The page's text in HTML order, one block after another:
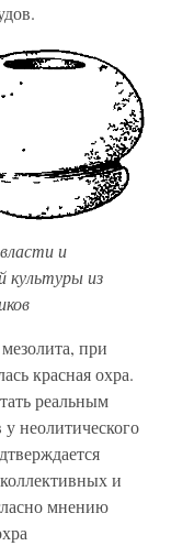
и
культуры из
при
красная охра.
реальным
неолитического
и
мнению